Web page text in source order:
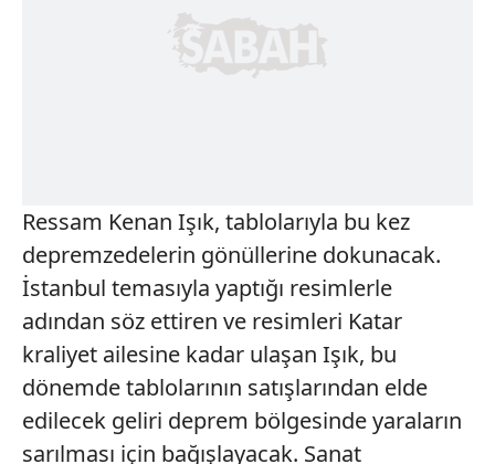
Ressam Kenan Işık, tablolarıyla bu kez
depremzedelerin gönüllerine dokunacak.
İstanbul temasıyla yaptığı resimlerle
adından söz ettiren ve resimleri Katar
kraliyet ailesine kadar ulaşan Işık, bu
dönemde tablolarının satışlarından elde
edilecek geliri deprem bölgesinde yaraların
sarılması için bağışlayacak. Sanat